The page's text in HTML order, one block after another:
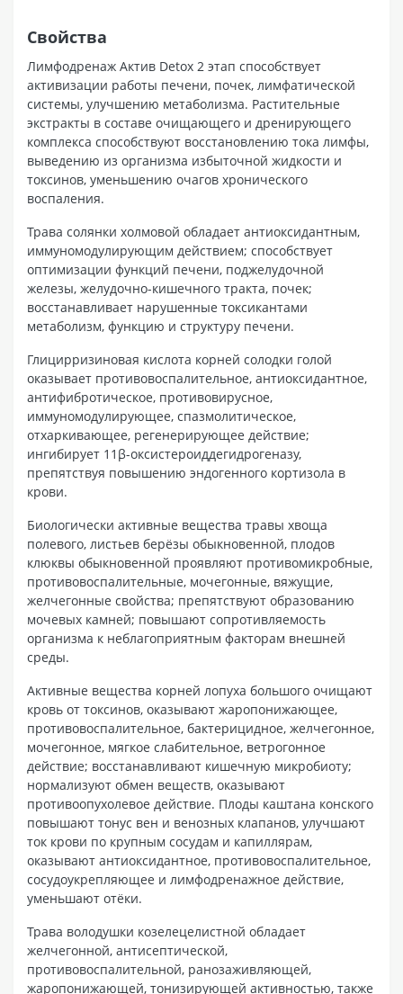
Свойства
Лимфодренаж Актив Detox 2 этап способствует
активизации работы печени, почек, лимфатической
системы, улучшению метаболизма. Растительные
экстракты в составе очищающего и дренирующего
комплекса способствуют восстановлению тока лимфы,
выведению из организма избыточной жидкости и
токсинов, уменьшению очагов хронического
воспаления.
Трава солянки холмовой обладает антиоксидантным,
иммуномодулирующим действием; способствует
оптимизации функций печени, поджелудочной
железы, желудочно-кишечного тракта, почек;
восстанавливает нарушенные токсикантами
метаболизм, функцию и структуру печени.
Глицирризиновая кислота корней солодки голой
оказывает противовоспалительное, антиоксидантное,
антифибротическое, противовирусное,
иммуномодулирующее, спазмолитическое,
отхаркивающее, регенерирующее действие;
ингибирует 11β-оксистероиддегидрогеназу,
препятствуя повышению эндогенного кортизола в
крови.
Биологически активные вещества травы хвоща
полевого, листьев берёзы обыкновенной, плодов
клюквы обыкновенной проявляют противомикробные,
противовоспалительные, мочегонные, вяжущие,
желчегонные свойства; препятствуют образованию
мочевых камней; повышают сопротивляемость
организма к неблагоприятным факторам внешней
среды.
Активные вещества корней лопуха большого очищают
кровь от токсинов, оказывают жаропонижающее,
противовоспалительное, бактерицидное, желчегонное,
мочегонное, мягкое слабительное, ветрогонное
действие; восстанавливают кишечную микробиоту;
нормализуют обмен веществ, оказывают
противоопухолевое действие. Плоды каштана конского
повышают тонус вен и венозных клапанов, улучшают
ток крови по крупным сосудам и капиллярам,
оказывают антиоксидантное, противовоспалительное,
сосудоукрепляющее и лимфодренажное действие,
уменьшают отёки.
Трава володушки козелецелистной обладает
желчегонной, антисептической,
противовоспалительной, ранозаживляющей,
жаропонижающей, тонизирующей активностью, также